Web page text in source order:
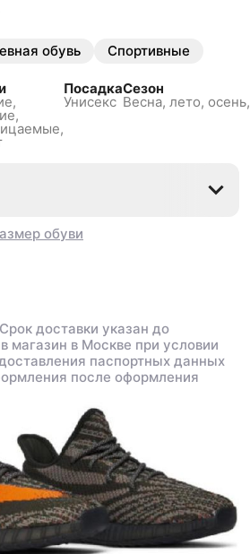
обувь Спортивные
Посадка
Унисекс
Сезон
Весна, лето,
38⅔
обуви
доставки указан до
магазин в Москве при условии
паспортных данных
после оформления